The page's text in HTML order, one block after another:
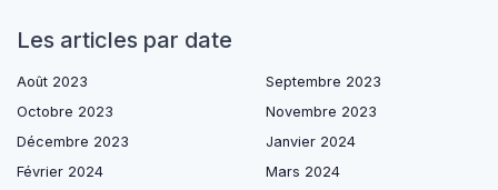
Les articles par date
Août 2023
Septembre 2023
Octobre 2023
Novembre 2023
Décembre 2023
Janvier 2024
Février 2024
Mars 2024